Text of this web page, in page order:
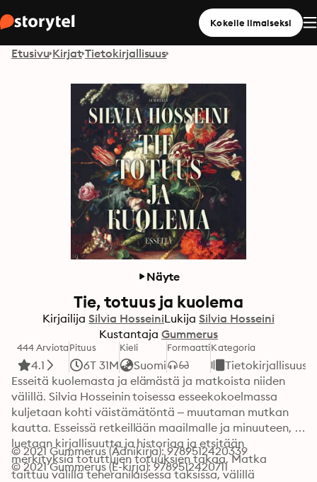
Kokeile ilmaiseksi
Etusivu Kirjat Tietokirjallisuus
Näyte
Tie, totuus ja kuolema
Kirjailija Silvia HosseiniLukija Silvia Hosseini
Kustantaja Gummerus
444 Arviota
4.1
Pituus
6T 31M
Kieli
Suomi
FormaattiKategoria
Tietokirjallisuus
Esseitä kuolemasta ja elämästä ja matkoista niiden
välillä. Silvia Hosseinin toisessa esseekokoelmassa
kuljetaan kohti väistämätöntä – muutaman mutkan
kautta. Esseissä retkeillään maailmalle ja minuuteen,
luetaan kirjallisuutta ja historiaa ja etsitään
merkityksiä totuttujen totuuksien takaa. Matka
taittuu välillä teheranilaisessa taksissa, välillä
© 2021 Gummerus (Äänikirja): 9789512420339
© 2021 Gummerus (E-kirja): 9789512420711